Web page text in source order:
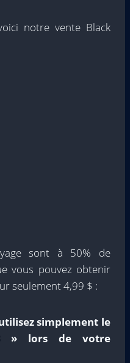
notre vente Black
sont à 50% de
vous pouvez obtenir
seulement 4,99 $ :
simplement le
» lors de votre